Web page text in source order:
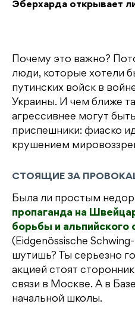
Эберхарда открывает
Почему это важно?
люди, которые хотели
путинских войск в
Украины. И чем ближе
агрессивнее могут
приспешники: фиаско
крушением
СТОЯЩИЕ ЗА
Была ли простым
пропаганда на
борьбы и альпийского
(Eidgenössische
шутишь? Ты серьезно
акцией стоят
связи в Москве. А в
начальной школы.